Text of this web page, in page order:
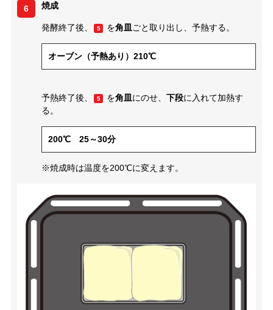
6 焼成
発酵終了後、 5 を角皿ごと取り出し、予熱する。
オーブン（予熱あり）210℃
予熱終了後、 5 を角皿にのせ、 下段に入れて加熱す
る。
200℃ 25～30分
※焼成時は温度を200℃に変えます。